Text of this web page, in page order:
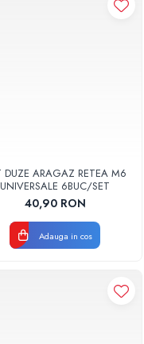
DUZE ARAGAZ RETEA M6
UNIVERSALE 6BUC/SET
40,90 RON
Adauga in cos